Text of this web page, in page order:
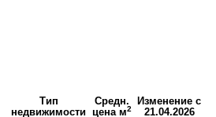
Тип
недвижимости
Средн.
цена м2
Изменение с
21.04.2026